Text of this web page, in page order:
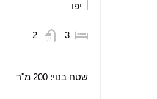
יפו
3
2
שטח בנוי: 200 מ"ר